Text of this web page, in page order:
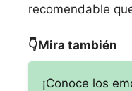
recomendable
👇Mira también
¡Conoce los